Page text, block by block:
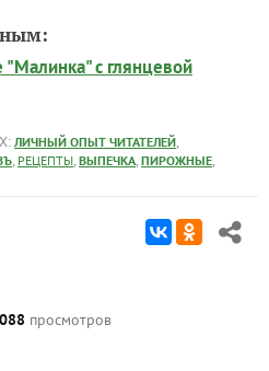
с глянцевой
ЛИЧНЫЙ ОПЫТ ЧИТАТЕЛЕЙ,
, РЕЦЕПТЫ, ВЫПЕЧКА, ПИРОЖНЫЕ,
просмотров